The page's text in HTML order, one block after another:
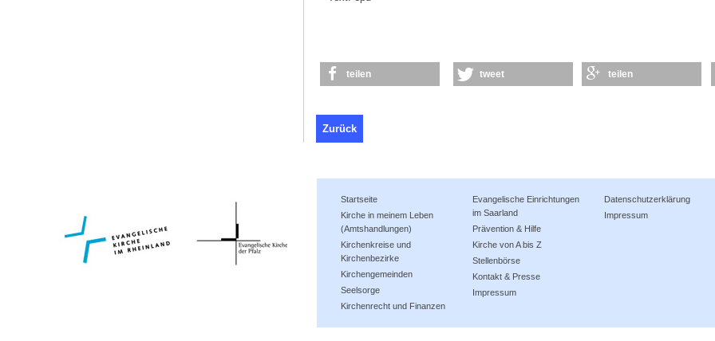
teilen tweet teilen
Zurück
Startseite
Kirche in meinem Leben
(Amtshandlungen)
Kirchenkreise und
Kirchenbezirke
Kirchengemeinden
Seelsorge
Kirchenrecht und Finanzen
Evangelische Einrichtungen
im Saarland
Prävention & Hilfe
Kirche von A bis Z
Stellenbörse
Kontakt & Presse
Impressum
Datenschutzerklärung
Impressum